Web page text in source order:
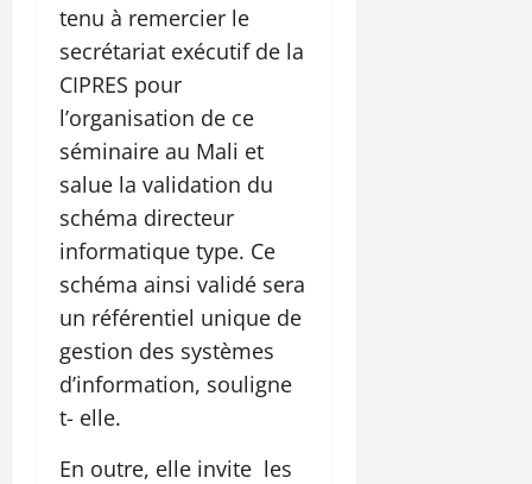
tenu à remercier le
secrétariat exécutif de la
CIPRES pour
l’organisation de ce
séminaire au Mali et
salue la validation du
schéma directeur
informatique type. Ce
schéma ainsi validé sera
un référentiel unique de
gestion des systèmes
d’information, souligne
t- elle.
En outre, elle invite les